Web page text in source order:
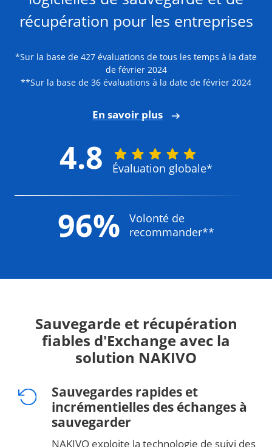
récupération pour les entreprises
*Sur la base de 427 évaluations de tous les temps à la date
de février 2024
**Sur la base de 36 évaluations à la date de février 2024
En savoir plus
4.8 Évaluation globale*
96%
Volonté de
recommander**
Sauvegarde et récupération
fiables d'Exchange avec la
solution NAKIVO
Sauvegardes rapides et
incrémentielles des échanges à
sauvegarder
NAKIVO exploite la technologie de suivi des